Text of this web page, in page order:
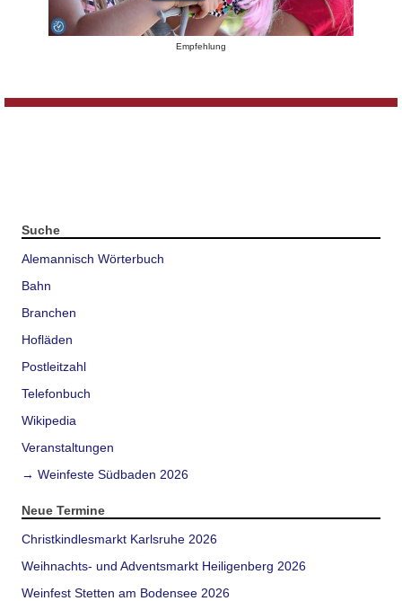
Empfehlung
Suche
Alemannisch Wörterbuch
Bahn
Branchen
Hofläden
Postleitzahl
Telefonbuch
Wikipedia
Veranstaltungen
→ Weinfeste Südbaden 2026
Neue Termine
Christkindlesmarkt Karlsruhe 2026
Weihnachts- und Adventsmarkt Heiligenberg 2026
Weinfest Stetten am Bodensee 2026